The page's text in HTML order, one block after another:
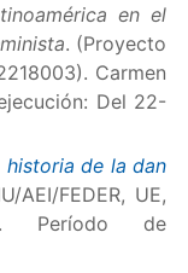
en el
. (Proyecto
Carmen
Del 22-
historia de la dan
AEI/FEDER, UE,
Período de